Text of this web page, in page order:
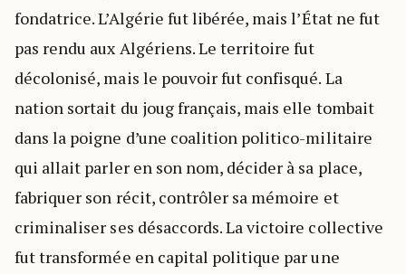
fondatrice. L’Algérie fut libérée, mais l’État ne fut
pas rendu aux Algériens. Le territoire fut
décolonisé, mais le pouvoir fut confisqué. La
nation sortait du joug français, mais elle tombait
dans la poigne d’une coalition politico-militaire
qui allait parler en son nom, décider à sa place,
fabriquer son récit, contrôler sa mémoire et
criminaliser ses désaccords. La victoire collective
fut transformée en capital politique par une